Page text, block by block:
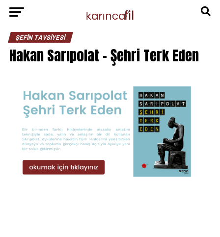
ŞEFIN TAVSIYESI
Hakan Sarıpolat – Şehri Terk Eden